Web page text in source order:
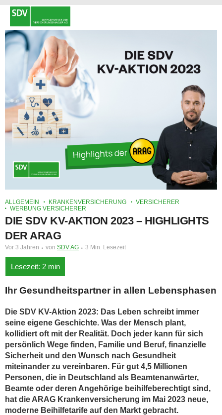
ALLGEMEIN KRANKENVERSICHERUNG
VERSICHERER
WERBUNG VERSICHERER
DIE SDV KV-AKTION 2023 – HIGHLIGHTS
DER ARAG
Vor 3 Jahren von SDV AG 3 Min. Lesezeit
Ihr Gesundheitspartner in allen Lebensphasen
Die SDV KV-Aktion 2023: Das Leben schreibt immer
seine eigene Geschichte. Was der Mensch plant,
kollidiert oft mit der Realität. Doch jeder kann für sich
persönlich Wege finden, Familie und Beruf, finanzielle
Sicherheit und den Wunsch nach Gesundheit
miteinander zu vereinbaren. Für gut 4,5 Millionen
Personen, die in Deutschland als Beamtenanwärter,
Beamte oder deren Angehörige beihilfeberechtigt sind,
hat die ARAG Krankenversicherung im Mai 2023 neue,
moderne Beihilfetarife auf den Markt gebracht.